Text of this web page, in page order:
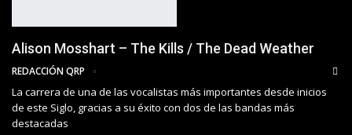
Alison Mosshart – The Kills / The Dead Weather
REDACCIÓN QRP
La carrera de una de las vocalistas más importantes desde inicios
de este Siglo, gracias a su éxito con dos de las bandas más
destacadas